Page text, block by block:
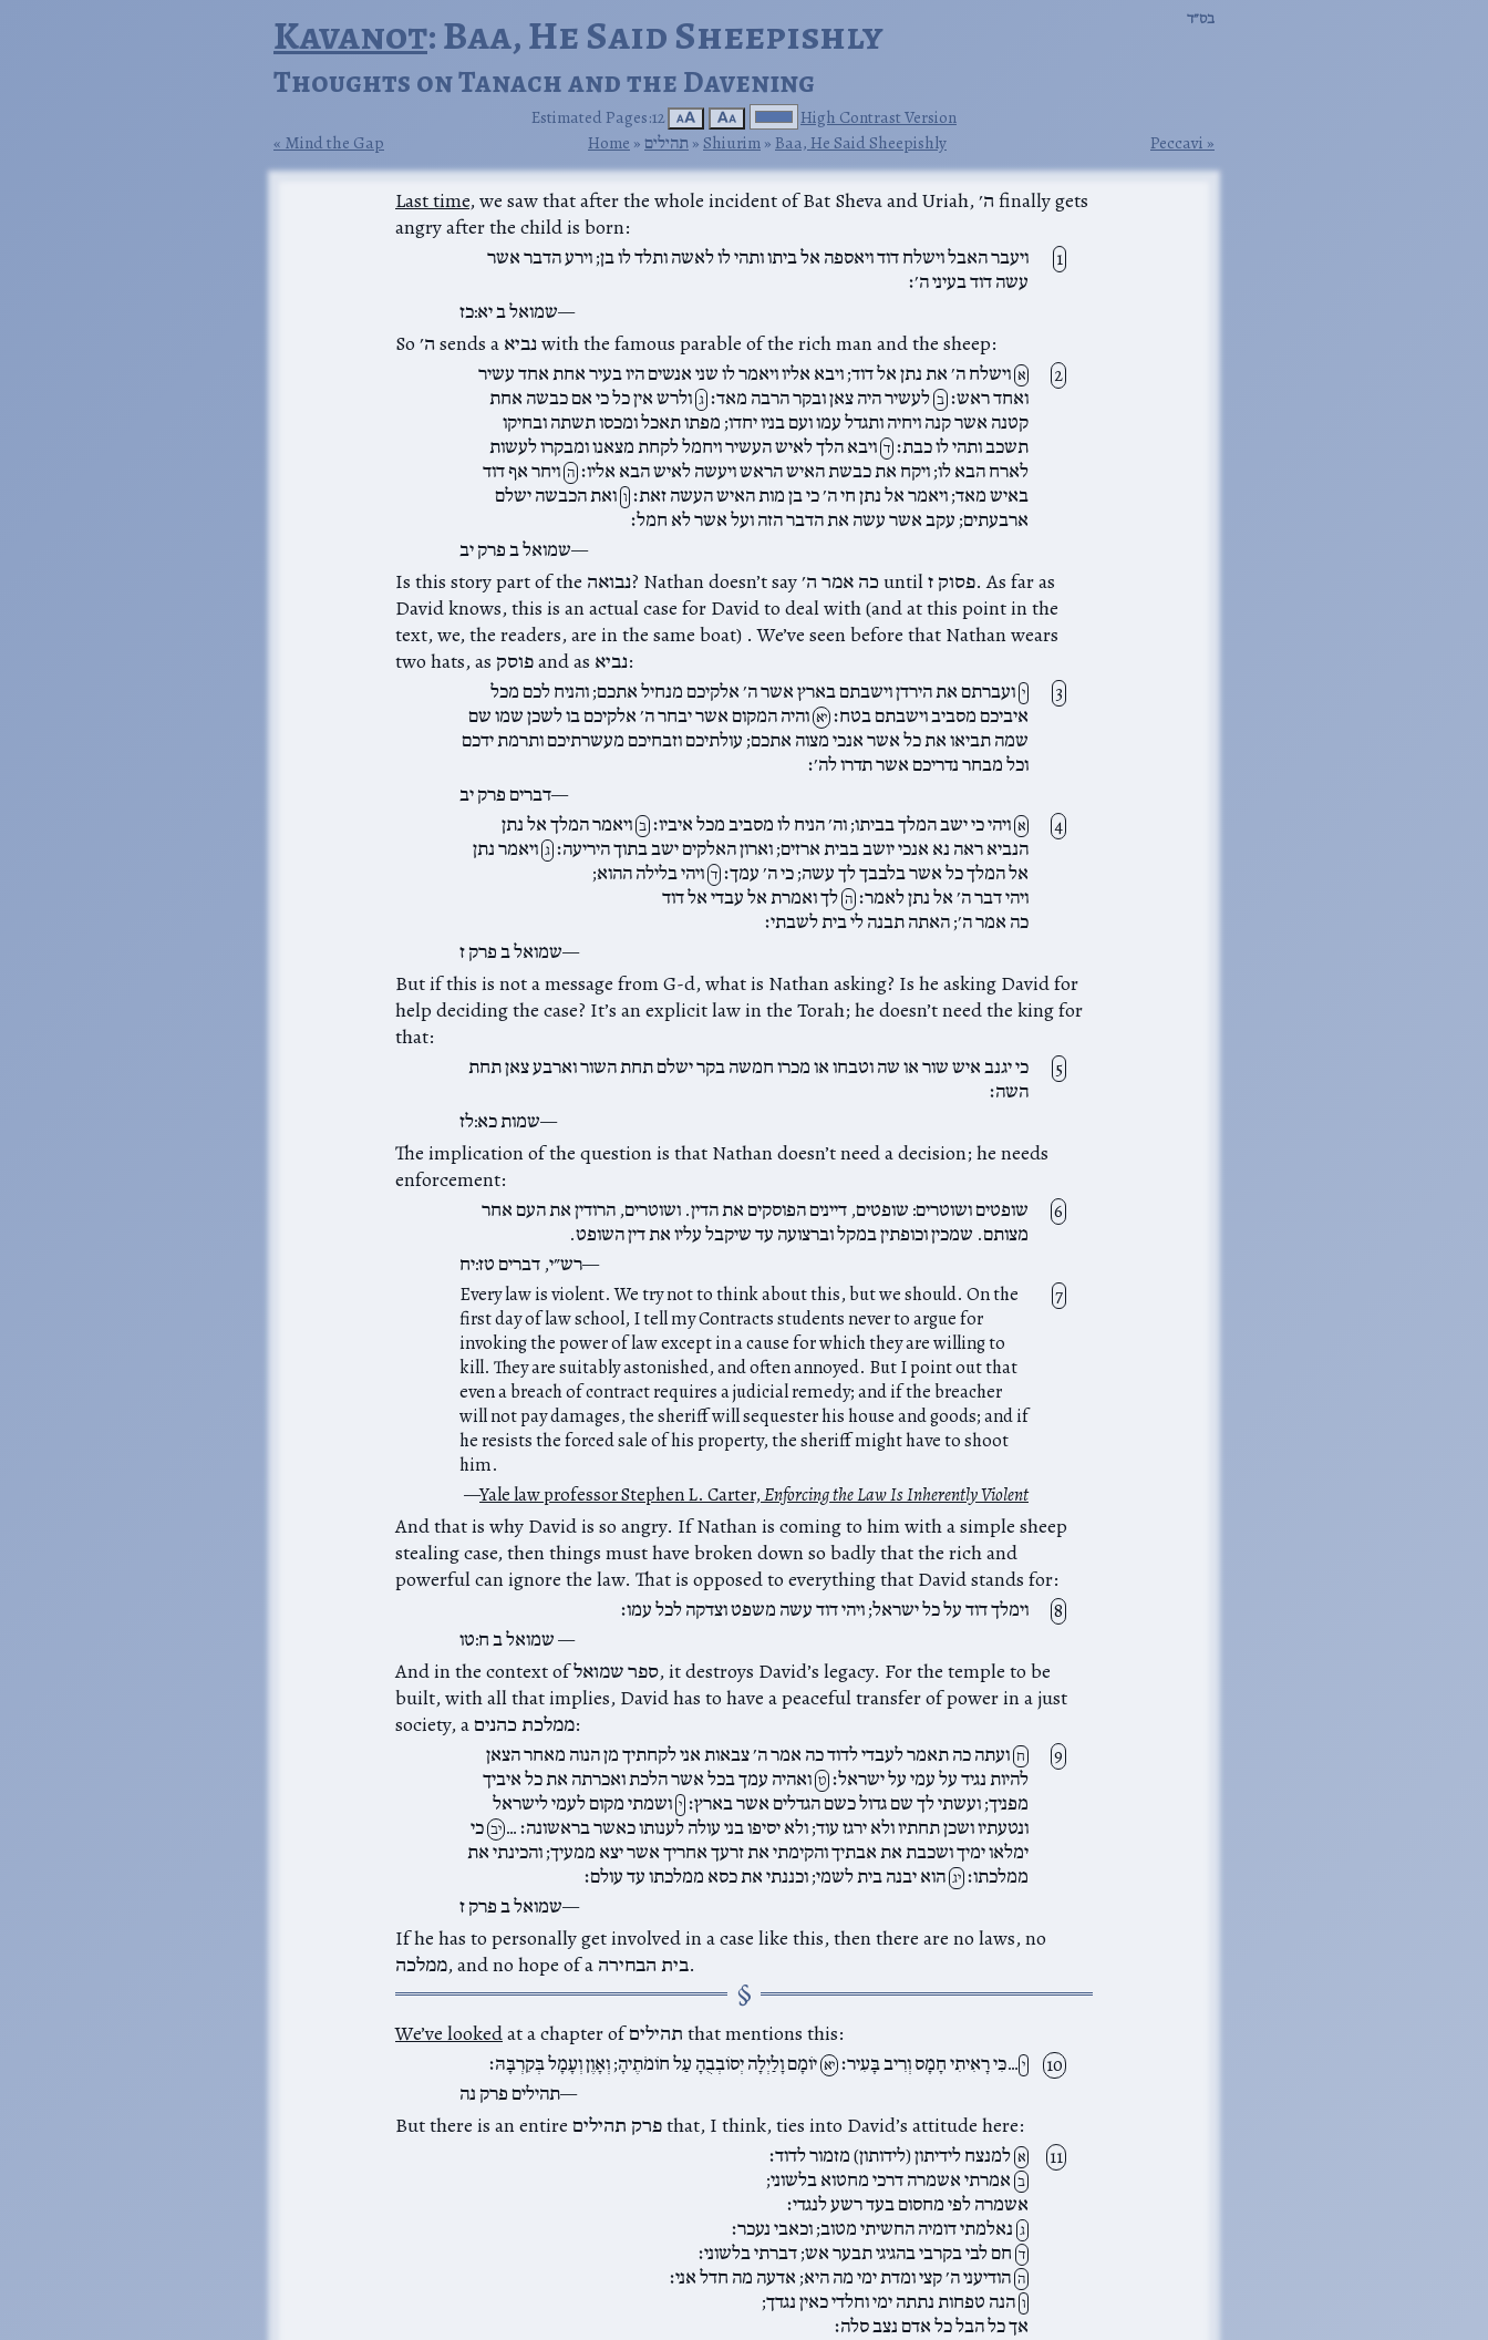
בס״ד Kavanot: Baa, He Said Sheepishly
Thoughts on Tanach and the Davening
Estimated Pages:12 🗚 🗛
High Contrast Version
Mind the Gap
Peccavi
Home ‎ »‎תהילים‎ »‎ Shiurim‎ »‎ Baa, He Said Sheepishly
Last time, we saw that after the whole incident of Bat Sheva and Uriah, ה׳ finally gets
angry after the child is born:
ויעבר האבל וישלח דוד ויאספה אל ביתו ותהי לו לאשה ותלד לו בן; וירע הדבר אשר
עשה דוד בעיני ה׳׃
שמואל ב יא:כז
So ה׳ sends a נביא with the famous parable of the rich man and the sheep:
א וישלח ה׳ את נתן אל דוד; ויבא אליו ויאמר לו שני אנשים היו בעיר אחת אחד עשיר
ואחד ראש׃ ב לעשיר היה צאן ובקר הרבה מאד׃ ג ולרש אין כל כי אם כבשה אחת
קטנה אשר קנה ויחיה ותגדל עמו ועם בניו יחדו; מפתו תאכל ומכסו תשתה ובחיקו
תשכב ותהי לו כבת׃ ד ויבא הלך לאיש העשיר ויחמל לקחת מצאנו ומבקרו לעשות
לארח הבא לו; ויקח את כבשת האיש הראש ויעשה לאיש הבא אליו׃ ה ויחר אף דוד
באיש מאד; ויאמר אל נתן חי ה׳ כי בן מות האיש העשה זאת׃ ו ואת הכבשה ישלם
ארבעתים; עקב אשר עשה את הדבר הזה ועל אשר לא חמל׃
שמואל ב פרק יב
Is this story part of the נבואה? Nathan doesn’t say כה אמר ה׳ until פסוק ז. As far as
David knows, this is an actual case for David to deal with (and at this point in the
text, we, the readers, are in the same boat) . We’ve seen before that Nathan wears
two hats, as פוסק and as נביא:
י ועברתם את הירדן וישבתם בארץ אשר ה׳ אלקיכם מנחיל אתכם; והניח לכם מכל
איביכם מסביב וישבתם בטח׃ יא והיה המקום אשר יבחר ה׳ אלקיכם בו לשכן שמו שם
שמה תביאו את כל אשר אנכי מצוה אתכם; עולתיכם וזבחיכם מעשרתיכם ותרמת ידכם
וכל מבחר נדריכם אשר תדרו לה׳׃
דברים פרק יב
א ויהי כי ישב המלך בביתו; וה׳ הניח לו מסביב מכל איביו׃ ב ויאמר המלך אל נתן
הנביא ראה נא אנכי יושב בבית ארזים; וארון האלקים ישב בתוך היריעה׃ ג ויאמר נתן
אל המלך כל אשר בלבבך לך עשה; כי ה׳ עמך׃ ד ויהי בלילה ההוא;
ויהי דבר ה׳ אל נתן לאמר׃ ה לך ואמרת אל עבדי אל דוד
כה אמר ה׳; האתה תבנה לי בית לשבתי׃
שמואל ב פרק ז
But if this is not a message from G-d, what is Nathan asking? Is he asking David for
help deciding the case? It’s an explicit law in the Torah; he doesn’t need the king for
that:
כי יגנב איש שור או שה וטבחו או מכרו חמשה בקר ישלם תחת השור וארבע צאן תחת
השה׃
שמות כא:לז
The implication of the question is that Nathan doesn’t need a decision; he needs
enforcement:
שופטים ושוטרים: שופטים, דיינים הפוסקים את הדין. ושוטרים, הרודין את העם אחר
מצותם. שמכין וכופתין במקל וברצועה עד שיקבל עליו את דין השופט.
רש״י, דברים טז:יח
Every law is violent. We try not to think about this, but we should. On the
first day of law school, I tell my Contracts students never to argue for
invoking the power of law except in a cause for which they are willing to
kill. They are suitably astonished, and often annoyed. But I point out that
even a breach of contract requires a judicial remedy; and if the breacher
will not pay damages, the sheriff will sequester his house and goods; and if
he resists the forced sale of his property, the sheriff might have to shoot
him.
Yale law professor Stephen L. Carter,Enforcing the Law Is Inherently Violent
And that is why David is so angry. If Nathan is coming to him with a simple sheep
stealing case, then things must have broken down so badly that the rich and
powerful can ignore the law. That is opposed to everything that David stands for:
וימלך דוד על כל ישראל; ויהי דוד עשה משפט וצדקה לכל עמו׃
שמואל ב ח:טו
And in the context of ספר שמואל, it destroys David’s legacy. For the temple to be
built, with all that implies, David has to have a peaceful transfer of power in a just
society, a ממלכת כהנים:
ח ועתה כה תאמר לעבדי לדוד כה אמר ה׳ צבאות אני לקחתיך מן הנוה מאחר הצאן
להיות נגיד על עמי על ישראל׃ ט ואהיה עמך בכל אשר הלכת ואכרתה את כל איביך
מפניך; ועשתי לך שם גדול כשם הגדלים אשר בארץ׃ י ושמתי מקום לעמי לישראל
ונטעתיו ושכן תחתיו ולא ירגז עוד; ולא יסיפו בני עולה לענותו כאשר בראשונה׃ … יב כי
ימלאו ימיך ושכבת את אבתיך והקימתי את זרעך אחריך אשר יצא ממעיך; והכינתי את
ממלכתו׃ יג הוא יבנה בית לשמי; וכננתי את כסא ממלכתו עד עולם׃
שמואל ב פרק ז
If he has to personally get involved in a case like this, then there are no laws, no
ממלכה, and no hope of a בית הבחירה.
We’ve looked at a chapter of תהילים that mentions this:
י …כִּי רָאִיתִי חָמָס וְרִיב בָּעִיר׃ יא יוֹמָם וָלַיְלָה יְסוֹבְבֻהָ עַל חוֹמֹתֶיהָ; וְאָוֶן וְעָמָל בְּקִרְבָּהּ׃
תהילים פרק נה
But there is an entire פרק תהילים that, I think, ties into David’s attitude here:
א למנצח לידיתון (לידותון) מזמור לדוד׃
ב אמרתי אשמרה דרכי מחטוא בלשוני;
אשמרה לפי מחסום בעד רשע לנגדי׃
ג נאלמתי דומיה החשיתי מטוב; וכאבי נעכר׃
ד חם לבי בקרבי בהגיגי תבער אש; דברתי בלשוני׃
ה הודיעני ה׳ קצי ומדת ימי מה היא; אדעה מה חדל אני׃
ו הנה טפחות נתתה ימי וחלדי כאין נגדך;
אך כל הבל כל אדם נצב סלה׃